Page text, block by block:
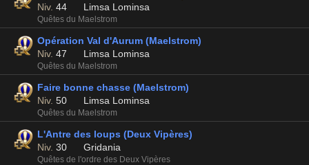
Niv. 44 Limsa Lominsa
Quêtes du Maelstrom
Opération Val d'Aurum (Maelstrom)
Niv. 47 Limsa Lominsa
Quêtes du Maelstrom
Faire bonne chasse (Maelstrom)
Niv. 50 Limsa Lominsa
Quêtes du Maelstrom
L'Antre des loups (Deux Vipères)
Niv. 30 Gridania
Quêtes de l'ordre des Deux Vipères